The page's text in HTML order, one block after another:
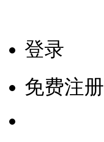
登录
免费注册